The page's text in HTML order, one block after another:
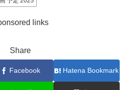
links
Share
Facebook Hatena Bookmark